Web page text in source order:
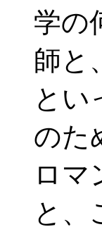
学の
師と
とい
のた
ロマ
と、